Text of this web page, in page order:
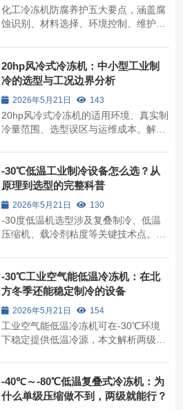
化工冷冻机防腐养护五大要点，涵盖腐
蚀识别、材料选择、环境控制、维护制
命。
20hp风冷式冷冻机：中小型工业制
冷的选型与工况边界分析
2026年5月21日 143
20hp风冷式冷冻机的适用环境、真实制
冷量范围、选型误区与运维成本。解答
超38℃时的性能衰减数据，提供自查清
单与工况边界。
-30℃低温工业制冷设备怎么选？从
原理到选型的完整科普
2026年5月21日 130
-30度低温机选型涉及复叠制冷、低温
压缩机、载冷剂粘度等关键技术点。本
断、参数对比和排障方法，帮助工程师
避免选型陷阱，降低全生命周期成本。
-30℃工业空气能低温冷冻机：在北
方冬季还能稳定制冷的设备
2026年5月21日 154
工业空气能低温冷冻机可在-30℃环境
下稳定提供低温冷源，本文解析两级压
本，帮助工程师和采购人员避开低温工
况的常见误区。
-40℃～-80℃低温复叠式冷冻机：为
什么单级压缩做不到，两级就能行？